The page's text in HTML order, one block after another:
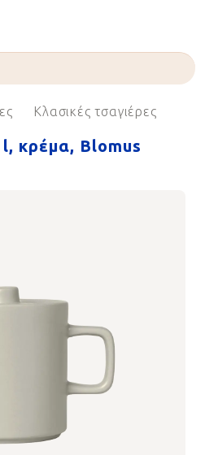
Κλασικές τσαγιέρες
κρέμα, Blomus